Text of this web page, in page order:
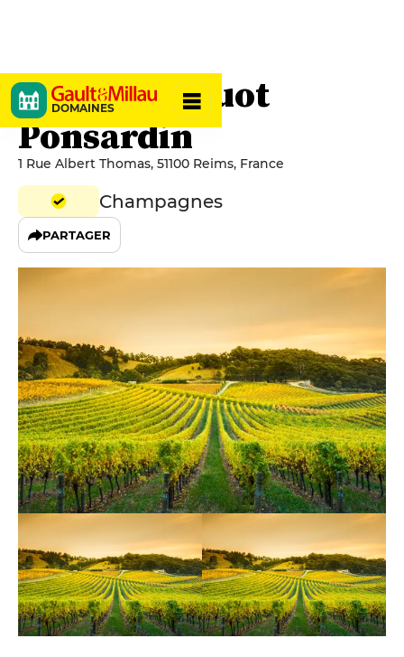
DOMAINES
Veuve Clicquot
Ponsardin
1 Rue Albert Thomas, 51100 Reims, France
Champagnes
PARTAGER